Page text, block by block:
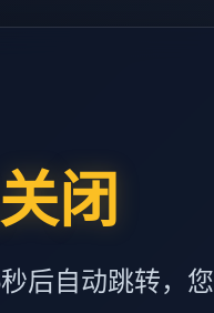
闭
后自动跳转，您